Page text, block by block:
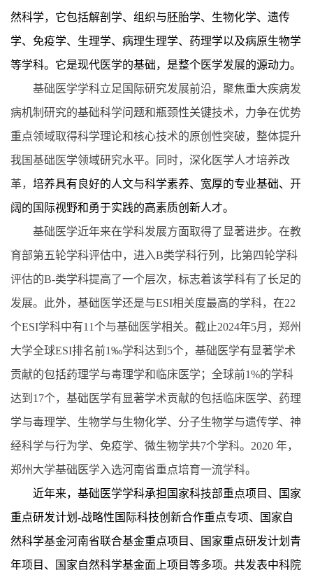
然科学，它包括解剖学、组织与胚胎学、生物化学、遗传
学、免疫学、生理学、病理生理学、药理学以及病原生物学
等学科。它是现代医学的基础，是整个医学发展的源动力。
基础医学学科立足国际研究发展前沿，聚焦重大疾病发
病机制研究的基础科学问题和瓶颈性关键技术，力争在优势
重点领域取得科学理论和核心技术的原创性突破，整体提升
我国基础医学领域研究水平。同时， 深化医学人才培养改
革， 培养具有良好的人文与科学素养、宽厚的专业基础、开
阔的国际视野和勇于实践的高素质创新人才。
基础医学近年来在学科发展方面取得了显著进步。在教
育部第五轮学科评估中，进入B类学科行列，比第四轮学科
评估的B-类学科提高了一个层次，标志着该学科有了长足的
发展。此外，基础医学还是与ESI相关度最高的学科，在22
个ESI学科中有11个与基础医学相关。 截止2024年5月，郑州
大学全球ESI排名前1‰学科达到5个，基础医学有显著学术
贡献的包括药理学与毒理学和临床医学；全球前1%的学科
达到17个，基础医学有显著学术贡献的包括临床医学、药理
学与毒理学、生物学与生物化学、分子生物学与遗传学、神
经科学与行为学、免疫学、微生物学共7个学科。2020 年，
郑州大学基础医学入选河南省重点培育一流学科。
近年来，基础医学学科承担国家科技部重点项目、国家
重点研发计划 -战略性国际科技创新合作重点专项、国家自
然科学基金河南省联合基金重点项目、国家重点研发计划青
年项目、国家自然科学基金面上项目等多项。共发表中科院